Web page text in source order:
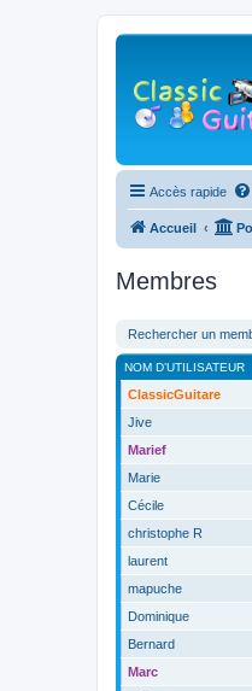
Accès rapide
Accueil
Membres
Rechercher un
NOM D’UTILISATEUR
ClassicGuitare
Jive
Marief
Marie
Cécile
christophe R
laurent
mapuche
Dominique
Bernard
Marc